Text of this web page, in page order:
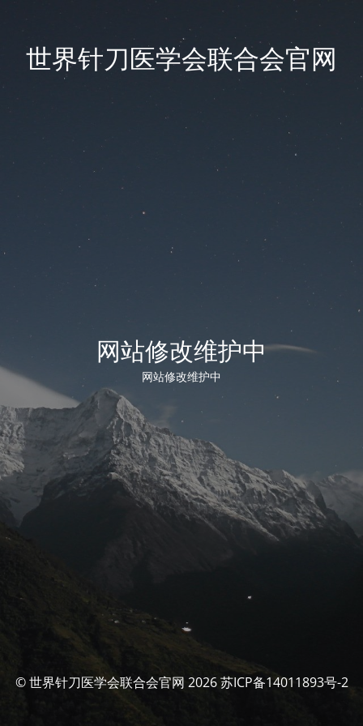
世界针刀医学会联合会官网
网站修改维护中
网站修改维护中
© 世界针刀医学会联合会官网 2026 苏ICP备14011893号-2